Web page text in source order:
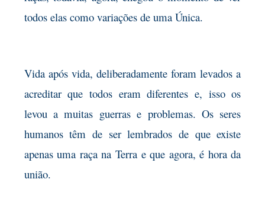
todos elas como variações de uma Única.
Vida após vida, deliberadamente foram levados a
acreditar que todos eram diferentes e, isso os
levou a muitas guerras e problemas. Os seres
humanos têm de ser lembrados de que existe
apenas uma raça na Terra e que agora, é hora da
união.